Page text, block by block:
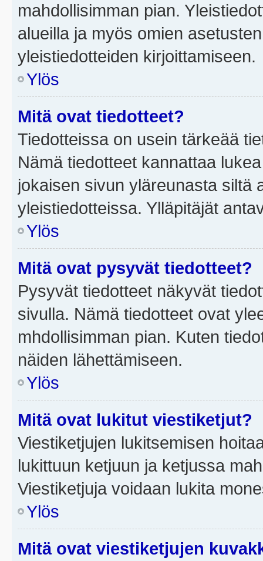
mahdollisimman pian.
alueilla ja myös omien
yleistiedotteiden kirjoittamiseen.
Ylös
Mitä ovat tiedotteet?
Tiedotteissa on usein tärkeää
Nämä tiedotteet kannattaa
jokaisen sivun yläreunasta siltä
yleistiedotteissa. Ylläpitäjät
Ylös
Mitä ovat pysyvät tiedotteet?
Pysyvät tiedotteet näkyvät
sivulla. Nämä tiedotteet ovat
mhdollisimman pian. Kuten
näiden lähettämiseen.
Ylös
Mitä ovat lukitut viestiketjut?
Viestiketjujen lukitsemisen
lukittuun ketjuun ja ketjussa
Viestiketjuja voidaan lukita
Ylös
Mitä ovat viestiketjujen